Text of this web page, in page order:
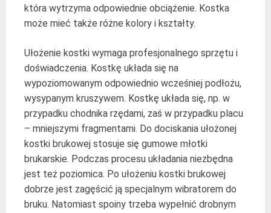
która wytrzyma odpowiednie obciążenie. Kostka
może mieć także różne kolory i kształty.
Ułożenie kostki wymaga profesjonalnego sprzętu i
doświadczenia. Kostkę układa się na
wypoziomowanym odpowiednio wcześniej podłożu,
wysypanym kruszywem. Kostkę układa się, np. w
przypadku chodnika rzędami, zaś w przypadku placu
– mniejszymi fragmentami. Do dociskania ułożonej
kostki brukowej stosuje się gumowe młotki
brukarskie. Podczas procesu układania niezbędna
jest też poziomica. Po ułożeniu kostki brukowej
dobrze jest zagęścić ją specjalnym wibratorem do
bruku. Natomiast spoiny trzeba wypełnić drobnym